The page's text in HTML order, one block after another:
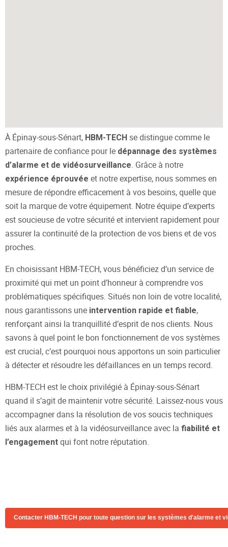
À Épinay-sous-Sénart, HBM-TECH se distingue comme le
partenaire de confiance pour le dépannage des systèmes
d’alarme et de vidéosurveillance. Grâce à notre
expérience éprouvée et notre expertise, nous sommes en
mesure de répondre efficacement à vos besoins, quelle que
soit la marque de votre équipement. Notre équipe d’experts
est soucieuse de votre sécurité et intervient rapidement pour
assurer la continuité de la protection de vos biens et de vos
proches.
En choisissant HBM-TECH, vous bénéficiez d’un service de
proximité qui met un point d’honneur à comprendre vos
problématiques spécifiques. Situés non loin de votre localité,
nous garantissons une intervention rapide et fiable,
renforçant ainsi la tranquillité d’esprit de nos clients. Nous
savons à quel point le bon fonctionnement de vos systèmes
est crucial, c’est pourquoi nous apportons un soin particulier
à détecter et résoudre les défaillances en un temps record.
HBM-TECH est le choix privilégié à Épinay-sous-Sénart
quand il s’agit de maintenir votre sécurité. Laissez-nous vous
accompagner dans la résolution de vos soucis techniques
liés aux alarmes et à la vidéosurveillance avec la fiabilité et
l’engagement qui font notre réputation.
Contacter HBM-TECH pour toute question sur les systèmes d'alarme et